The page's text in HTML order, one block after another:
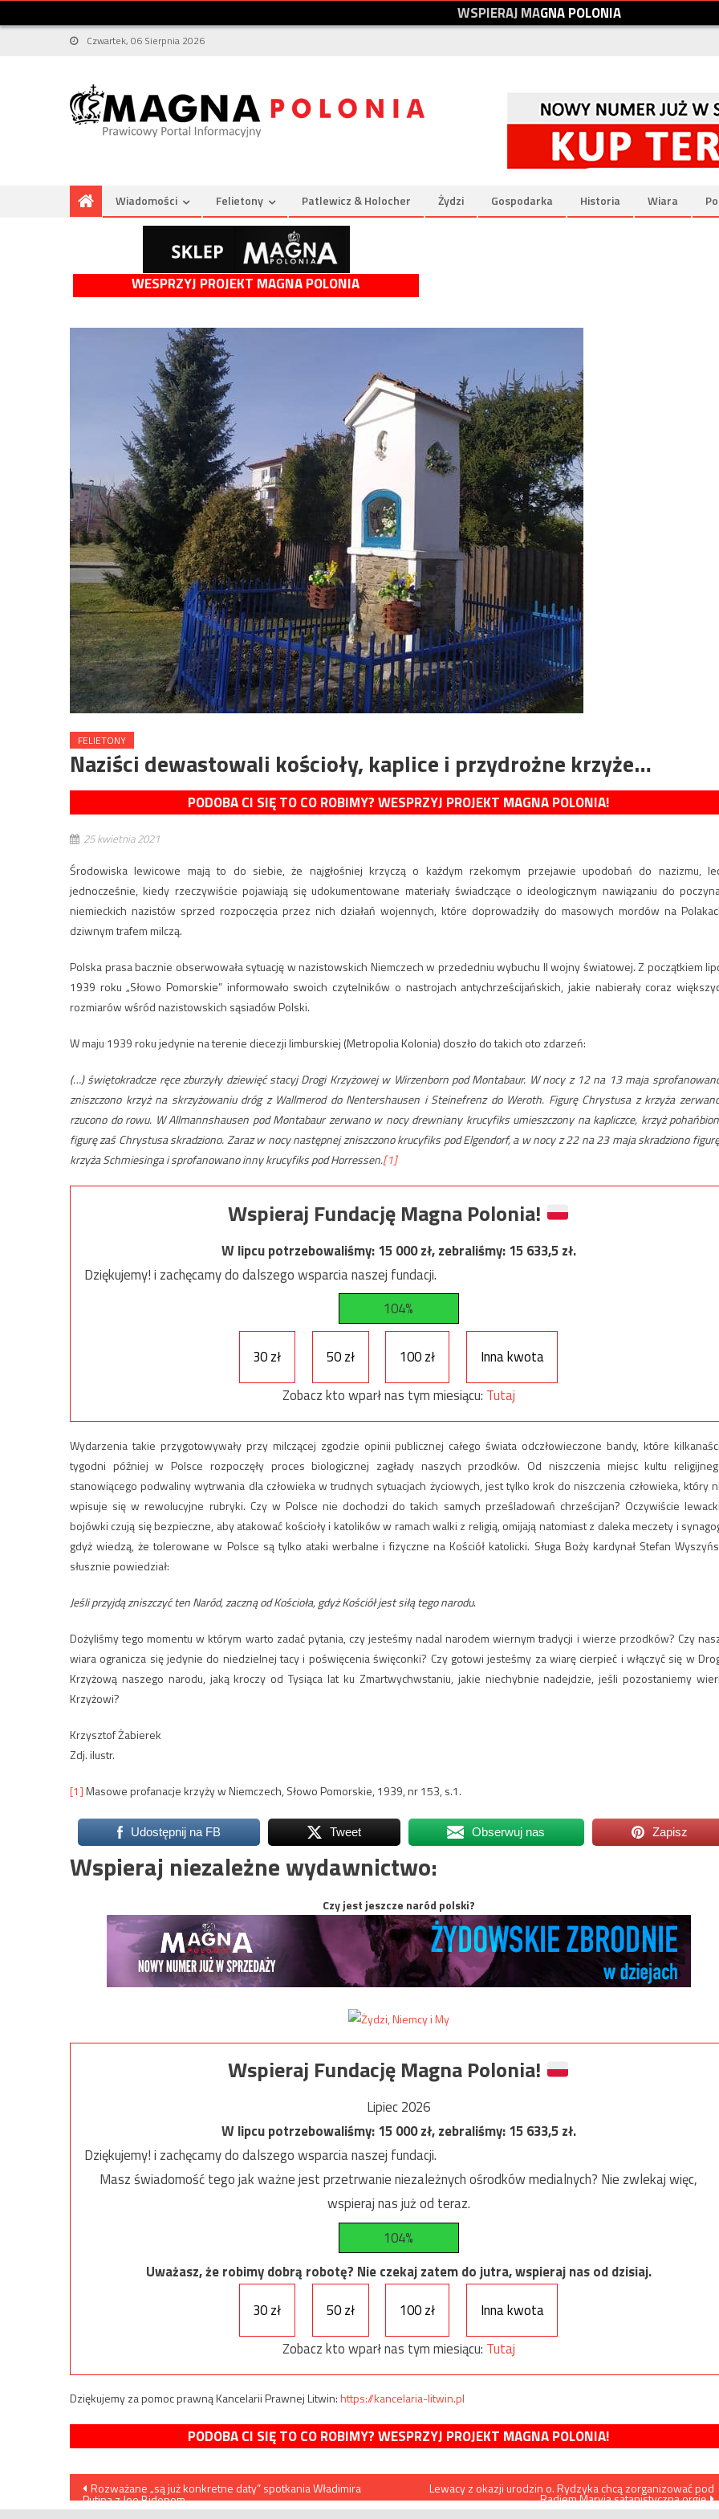
WSPIERAJMAGNAPOLONIA
Czwartek, 06 Sierpnia 2026
Wiadomości Felietony Patlewicz & Holocher Żydzi Gospodarka Historia Wiara
WESPRZYJ PROJEKT MAGNA POLONIA
FELIETONY
Naziści dewastowali kościoły, kaplice i przydrożne krzyże…
PODOBA CI SIĘ TO CO ROBIMY? WESPRZYJ PROJEKT MAGNA POLONIA!
25 kwietnia 2021
Środowiska lewicowe mają to do siebie, że najgłośniej krzyczą o każdym rzekomym przejawie upodobań do nazizmu,
jednocześnie, kiedy rzeczywiście pojawiają się udokumentowane materiały świadczące o ideologicznym nawiązaniu do
niemieckich nazistów sprzed rozpoczęcia przez nich działań wojennych, które doprowadziły do masowych mordów na
dziwnym trafem milczą.
Polska prasa bacznie obserwowała sytuację w nazistowskich Niemczech w przededniu wybuchu II wojny światowej. Z początkiem
1939 roku „Słowo Pomorskie” informowało swoich czytelników o nastrojach antychrześcijańskich, jakie nabierały coraz
rozmiarów wśród nazistowskich sąsiadów Polski.
W maju 1939 roku jedynie na terenie diecezji limburskiej (Metropolia Kolonia) doszło do takich oto zdarzeń:
(…) świętokradcze ręce zburzyły dziewięć stacyj Drogi Krzyżowej w Wirzenborn pod Montabaur. W nocy z 12 na 13 maja
zniszczono krzyż na skrzyżowaniu dróg z Wallmerod do Nentershausen i Steinefrenz do Weroth. Figurę Chrystusa z krzyża
rzucono do rowu. W Allmannshausen pod Montabaur zerwano w nocy drewniany krucyfiks umieszczony na kapliczce, krzyż
figurę zaś Chrystusa skradziono. Zaraz w nocy następnej zniszczono krucyfiks pod Elgendorf, a w nocy z 22 na 23 maja skradziono
krzyża Schmiesinga i sprofanowano inny krucyfiks pod Horressen.[1]
Wspieraj Fundację Magna Polonia!
W lipcu potrzebowaliśmy:15 000zł, zebraliśmy:15 633,5zł.
Dziękujemy! i zachęcamy do dalszego wsparcia naszej fundacji.
104%
30 zł 50 zł 100 zł
Inna kwota
Zobacz kto wparł nas tym miesiącu: Tutaj
Wydarzenia takie przygotowywały przy milczącej zgodzie opinii publicznej całego świata odczłowieczone bandy, które
tygodni później w Polsce rozpoczęły proces biologicznej zagłady naszych przodków. Od niszczenia miejsc kultu
stanowiącego podwaliny wytrwania dla człowieka w trudnych sytuacjach życiowych, jest tylko krok do niszczenia człowieka, który
wpisuje się w rewolucyjne rubryki. Czy w Polsce nie dochodzi do takich samych prześladowań chrześcijan? Oczywiście
bojówki czują się bezpieczne, aby atakować kościoły i katolików w ramach walki z religią, omijają natomiast z daleka meczety i
gdyż wiedzą, że tolerowane w Polsce są tylko ataki werbalne i fizyczne na Kościół katolicki. Sługa Boży kardynał Stefan
słusznie powiedział:
Jeśli przyjdą zniszczyć ten Naród, zaczną od Kościoła, gdyż Kościół jest siłą tego narodu.
Dożyliśmy tego momentu w którym warto zadać pytania, czy jesteśmy nadal narodem wiernym tradycji i wierze przodków? Czy
wiara ogranicza się jedynie do niedzielnej tacy i poświęcenia święconki? Czy gotowi jesteśmy za wiarę cierpieć i włączyć się w
Krzyżową naszego narodu, jaką kroczy od Tysiąca lat ku Zmartwychwstaniu, jakie niechybnie nadejdzie, jeśli pozostaniemy
Krzyżowi?
Krzysztof Żabierek
Zdj. ilustr.
[1]Masowe profanacje krzyży w Niemczech, Słowo Pomorskie, 1939, nr 153, s.1.
Udostępnij na FB Tweet Obserwuj nas Zapisz
Wspieraj niezależne wydawnictwo:
Czy jest jeszcze naród polski?
Wspieraj Fundację Magna Polonia!
Lipiec 2026
W lipcu potrzebowaliśmy:15 000zł, zebraliśmy:15 633,5zł.
Dziękujemy! i zachęcamy do dalszego wsparcia naszej fundacji.
Masz świadomość tego jak ważne jest przetrwanie niezależnych ośrodków medialnych? Nie zwlekaj więc,
wspieraj nas już od teraz.
104%
Uważasz, że robimy dobrą robotę? Nie czekaj zatem do jutra, wspieraj nas od dzisiaj.
30 zł
50 zł 100 zł
Inna kwota
Zobacz kto wparł nas tym miesiącu: Tutaj
Dziękujemy za pomoc prawną Kancelarii Prawnej Litwin:https://kancelaria-litwin.pl
PODOBA CI SIĘ TO CO ROBIMY? WESPRZYJ PROJEKT MAGNA POLONIA!
Nawigacja
Rozważane „są już konkretne daty” spotkania Władimira
Putina z Joe Bidenem
Lewacy z okazji urodzin o. Rydzyka chcą zorganizować pod
Radiem Maryja satanistyczną orgię